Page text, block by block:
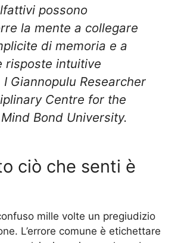
possono
la mente a collegare
di memoria e a
risposte intuitive
Giannopulu Researcher
Centre for the
Bond University.
ciò che senti è
mille volte un pregiudizio
L’errore comune è etichettare